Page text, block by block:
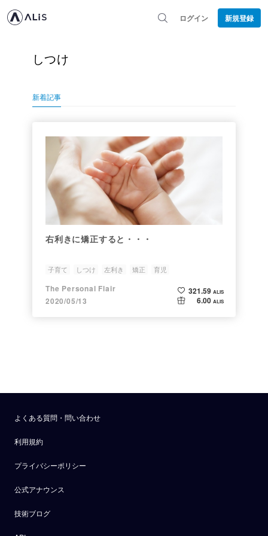
ログイン 新規登録
しつけ
新着記事
右利きに矯正すると・・・
子育て しつけ 左利き 矯正 育児
The Personal Flair
2020/05/13
321.59 ALIS
6.00 ALIS
よくある質問・問い合わせ
利用規約
プライバシーポリシー
公式アナウンス
技術ブログ